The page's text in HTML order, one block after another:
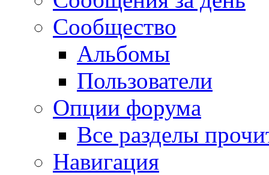
Сообщество
Альбомы
Пользователи
Опции форума
Все разделы
Навигация